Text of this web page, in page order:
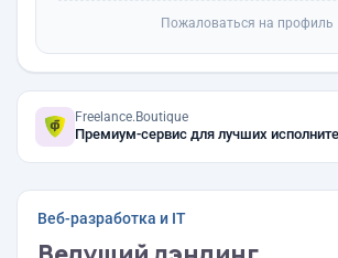
Пожаловаться на профиль
Freelance.Boutique
Премиум-сервис для лучших
Веб-разработка и IT